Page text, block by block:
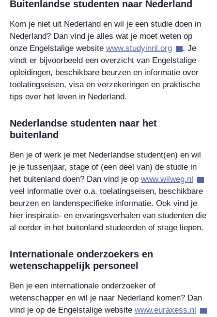
Buitenlandse studenten naar Nederland
Kom je niet uit Nederland en wil je een studie doen in
Nederland? Dan vind je alles wat je moet weten op
onze Engelstalige website www.studyinnl.org
. Je
vindt er bijvoorbeeld een overzicht van Engelstalige
opleidingen, beschikbare beurzen en informatie over
toelatingseisen, visa en verzekeringen en praktische
tips over het leven in Nederland.
Nederlandse studenten naar het
buitenland
Ben je of werk je met Nederlandse student(en) en wil
je je tussenjaar, stage of (een deel van) de studie in
het buitenland doen? Dan vind je op www.wilweg.nl
veel informatie over o.a. toelatingseisen, beschikbare
beurzen en landenspecifieke informatie. Ook vind je
hier inspiratie- en ervaringsverhalen van studenten die
al eerder in het buitenland studeerden of stage liepen.
Internationale onderzoekers en
wetenschappelijk personeel
Ben je een internationale onderzoeker of
wetenschapper en wil je naar Nederland komen? Dan
vind je op de Engelstalige website www.euraxess.nl